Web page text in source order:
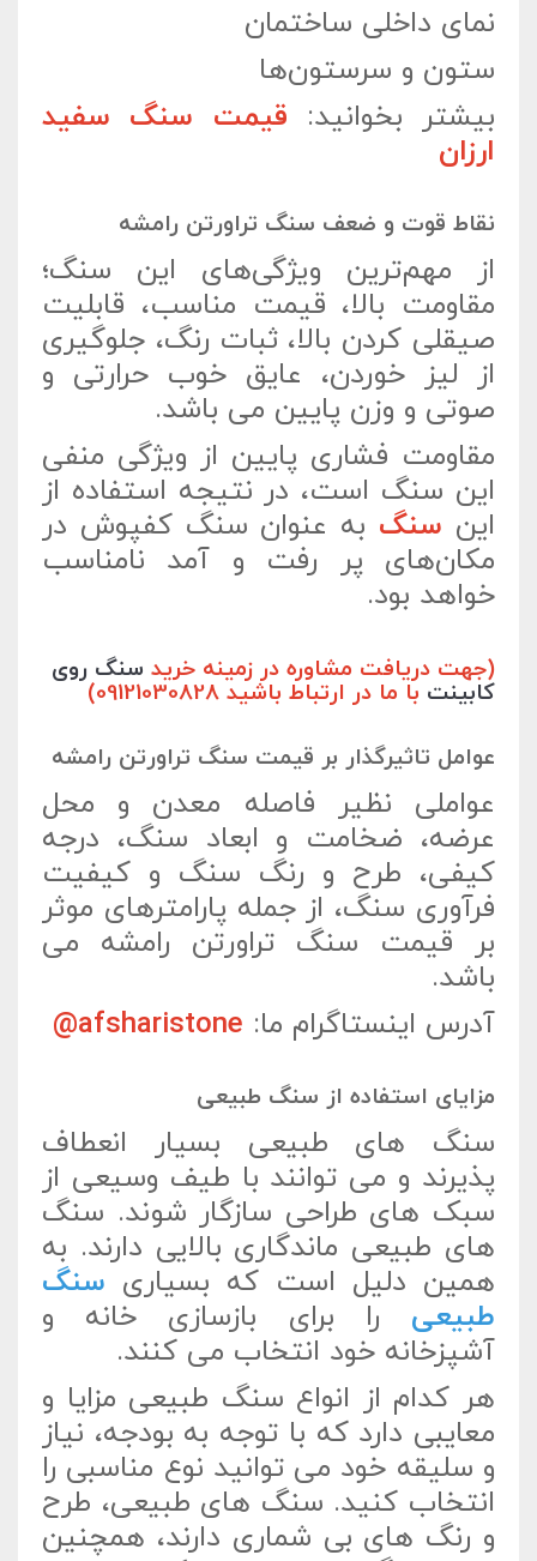
نمای داخلی ساختمان
ستون و سرستون‌ها
بیشتر بخوانید: قیمت سنگ سفید
ارزان
نقاط قوت و ضعف سنگ تراورتن رامشه
از مهم‌ترین ویژگی‌های این سنگ؛
مقاومت بالا، قیمت مناسب، قابلیت
صیقلی کردن بالا، ثبات رنگ، جلوگیری
از لیز خوردن، عایق خوب حرارتی و
صوتی و وزن پایین می باشد.
مقاومت فشاری پایین از ویژگی منفی
این سنگ است، در نتیجه استفاده از
این سنگ به عنوان سنگ کفپوش در
مکان‌های پر رفت و آمد نامناسب
خواهد بود.
(جهت دریافت مشاوره در زمینه خرید سنگ روی
کابینت با ما در ارتباط باشید 09121030828)
عوامل تاثیرگذار بر قیمت سنگ تراورتن رامشه
عواملی نظیر فاصله معدن و محل
عرضه، ضخامت و ابعاد سنگ، درجه
کیفی، طرح و رنگ سنگ و کیفیت
فرآوری سنگ، از جمله پارامترهای موثر
بر قیمت سنگ تراورتن رامشه می
باشد.
آدرس اینستاگرام ما: afsharistone@
مزایای استفاده از سنگ طبیعی
سنگ های طبیعی بسیار انعطاف
پذیرند و می توانند با طیف وسیعی از
سبک های طراحی سازگار شوند. سنگ
های طبیعی ماندگاری بالایی دارند. به
همین دلیل است که بسیاری سنگ
طبیعی را برای بازسازی خانه و
آشپزخانه خود انتخاب می کنند.
هر کدام از انواع سنگ طبیعی مزایا و
معایبی دارد که با توجه به بودجه، نیاز
و سلیقه خود می توانید نوع مناسبی را
انتخاب کنید. سنگ های طبیعی، طرح
و رنگ های بی شماری دارند، همچنین